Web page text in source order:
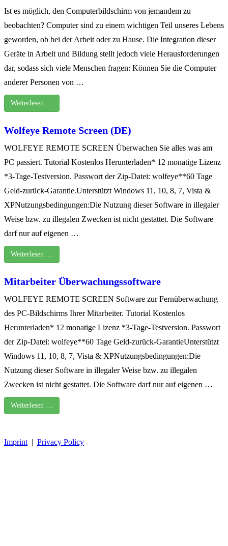
Ist es möglich, den Computerbildschirm von jemandem zu
beobachten? Computer sind zu einem wichtigen Teil unseres Lebens
geworden, ob bei der Arbeit oder zu Hause. Die Integration dieser
Geräte in Arbeit und Bildung stellt jedoch viele Herausforderungen
dar, sodass sich viele Menschen fragen: Können Sie die Computer
anderer Personen von …
Weiterlesen …
Wolfeye Remote Screen (DE)
WOLFEYE REMOTE SCREEN Überwachen Sie alles was am
PC passiert. Tutorial Kostenlos Herunterladen* 12 monatige Lizenz
*3-Tage-Testversion. Passwort der Zip-Datei: wolfeye**60 Tage
Geld-zurück-Garantie.Unterstützt Windows 11, 10, 8, 7, Vista &
XPNutzungsbedingungen:Die Nutzung dieser Software in illegaler
Weise bzw. zu illegalen Zwecken ist nicht gestattet. Die Software
darf nur auf eigenen …
Weiterlesen …
Mitarbeiter Überwachungssoftware
WOLFEYE REMOTE SCREEN Software zur Fernüberwachung
des PC-Bildschirms Ihrer Mitarbeiter. Tutorial Kostenlos
Herunterladen* 12 monatige Lizenz *3-Tage-Testversion. Passwort
der Zip-Datei: wolfeye**60 Tage Geld-zurück-GarantieUnterstützt
Windows 11, 10, 8, 7, Vista & XPNutzungsbedingungen:Die
Nutzung dieser Software in illegaler Weise bzw. zu illegalen
Zwecken ist nicht gestattet. Die Software darf nur auf eigenen …
Weiterlesen …
Imprint | Privacy Policy